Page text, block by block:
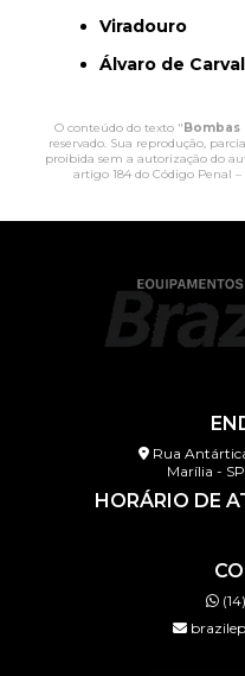
Viradouro
Álvaro de
O conteúdo do texto "Bombas
reservado. Sua reprodução,
proibida sem a autorização do
artigo 184 do Código Penal –
Rua
Marília -
HORÁRIO DE